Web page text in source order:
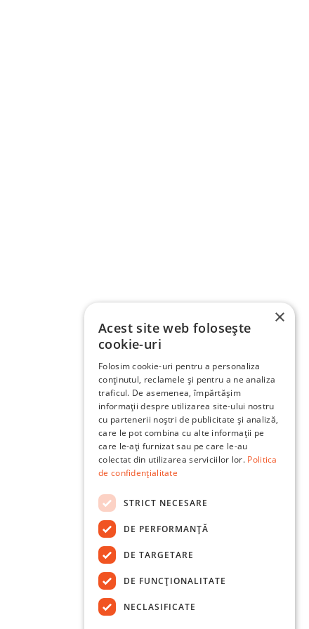
×
Acest site web folosește
cookie-uri
Folosim cookie-uri pentru a personaliza
conținutul, reclamele și pentru a ne analiza
traficul. De asemenea, împărtășim
informații despre utilizarea site-ului nostru
cu partenerii noștri de publicitate și analiză,
care le pot combina cu alte informații pe
care le-ați furnizat sau pe care le-au
colectat din utilizarea serviciilor lor. Politica
de confidențialitate
STRICT NECESARE
DE PERFORMANȚĂ
DE TARGETARE
DE FUNCŢIONALITATE
NECLASIFICATE